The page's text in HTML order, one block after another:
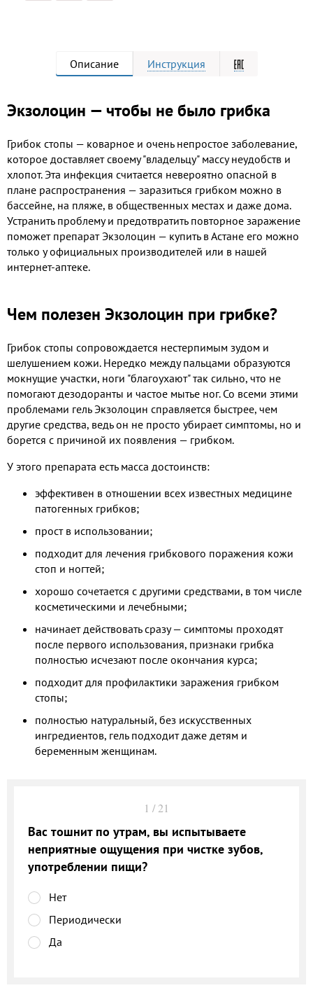
Описание Инструкция
Экзолоцин — чтобы не было грибка
Грибок стопы — коварное и очень непростое заболевание,
которое доставляет своему "владельцу" массу неудобств и
хлопот. Эта инфекция считается невероятно опасной в
плане распространения — заразиться грибком можно в
бассейне, на пляже, в общественных местах и даже дома.
Устранить проблему и предотвратить повторное заражение
поможет препарат Экзолоцин — купить в Астане его можно
только у официальных производителей или в нашей
интернет-аптеке.
Чем полезен Экзолоцин при грибке?
Грибок стопы сопровождается нестерпимым зудом и
шелушением кожи. Нередко между пальцами образуются
мокнущие участки, ноги "благоухают" так сильно, что не
помогают дезодоранты и частое мытье ног. Со всеми этими
проблемами гель Экзолоцин справляется быстрее, чем
другие средства, ведь он не просто убирает симптомы, но и
борется с причиной их появления — грибком.
У этого препарата есть масса достоинств:
эффективен в отношении всех известных медицине
патогенных грибков;
прост в использовании;
подходит для лечения грибкового поражения кожи
стоп и ногтей;
хорошо сочетается с другими средствами, в том числе
косметическими и лечебными;
начинает действовать сразу — симптомы проходят
после первого использования, признаки грибка
полностью исчезают после окончания курса;
подходит для профилактики заражения грибком
стопы;
полностью натуральный, без искусственных
ингредиентов, гель подходит даже детям и
беременным женщинам.
1 /21
Вас тошнит по утрам, вы испытываете
неприятные ощущения при чистке зубов,
употреблении пищи?
Нет
Периодически
Да